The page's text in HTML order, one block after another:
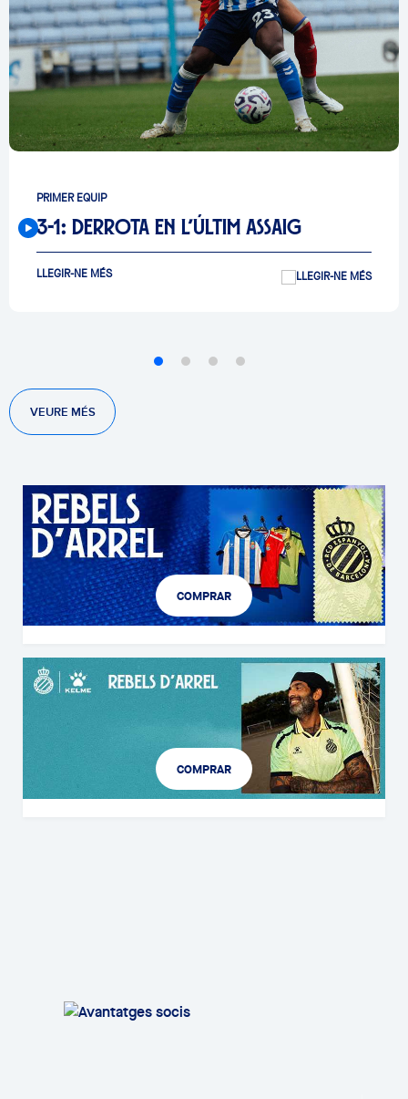
PRIMER EQUIP
3-1: DERROTA EN L’ÚLTIM ASSAIG
LLEGIR-NE MÉS
VEURE MÉS
COMPRAR
COMPRAR